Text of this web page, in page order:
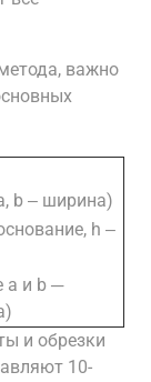
важно
b ‒ ширина)
h ‒
a и b ─
и обрезки
10-